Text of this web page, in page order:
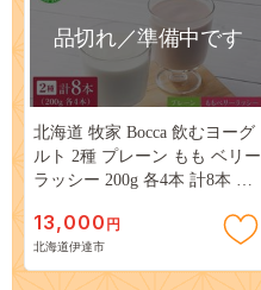
品切れ／準備中です
北海道 牧家 Bocca 飲むヨーグ
ルト 2種 プレーン もも ベリー
ラッシー 200g 各4本 計8本 ヨ
桃 まろやか 濃厚 ギフト プレ
ゼント 送料無料
13,000 円
北海道伊達市